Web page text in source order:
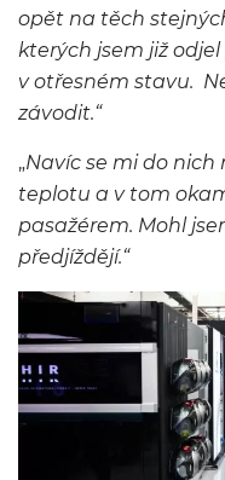
opět na těch
kterých jsem již
v otřesném stavu.
závodit.“
„Navíc se mi do
teplotu a v tom
pasažérem. Mohl
předjíždějí.“